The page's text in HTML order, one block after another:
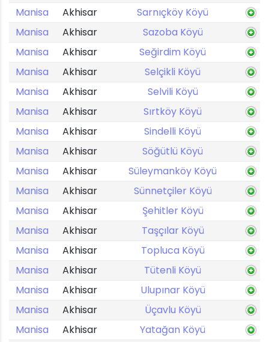
Manisa
Akhisar
Sarnıçköy Köyü
Manisa
Akhisar
Sazoba Köyü
Manisa
Akhisar
Seğirdim Köyü
Manisa
Akhisar
Selçikli Köyü
Manisa
Akhisar
Selvili Köyü
Manisa
Akhisar
Sırtköy Köyü
Manisa
Akhisar
Sindelli Köyü
Manisa
Akhisar
Söğütlü Köyü
Manisa
Akhisar
Süleymanköy Köyü
Manisa
Akhisar
Sünnetçiler Köyü
Manisa
Akhisar
Şehitler Köyü
Manisa
Akhisar
Taşçılar Köyü
Manisa
Akhisar
Topluca Köyü
Manisa
Akhisar
Tütenli Köyü
Manisa
Akhisar
Ulupınar Köyü
Manisa
Akhisar
Üçavlu Köyü
Manisa
Akhisar
Yatağan Köyü